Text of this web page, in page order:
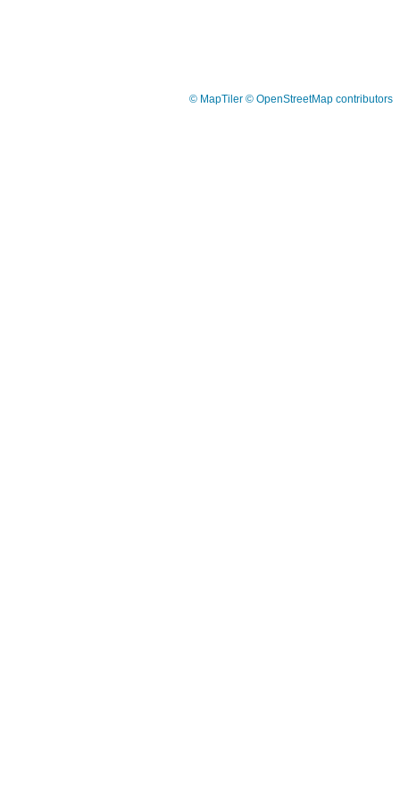
© MapTiler © OpenStreetMap contributors